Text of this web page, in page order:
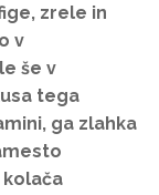
zrele in
v
še v
tega
ga zlahka